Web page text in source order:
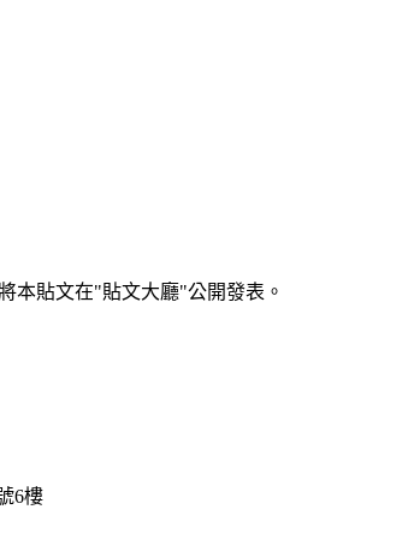
文在"貼文大廳"公開發表。
6樓